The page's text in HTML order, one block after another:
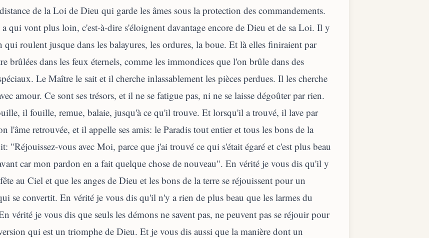
de la Loi de Dieu qui garde les âmes sous la protection des commandements.
qui vont plus loin, c'est-à-dire s'éloignent davantage encore de Dieu et de sa Loi. Il y
qui roulent jusque dans les balayures, les ordures, la boue. Et là elles finiraient par
brûlées dans les feux éternels, comme les immondices que l'on brûle dans des
Le Maître le sait et il cherche inlassablement les pièces perdues. Il les cherche
amour. Ce sont ses trésors, et il ne se fatigue pas, ni ne se laisse dégoûter par rien.
il fouille, remue, balaie, jusqu'à ce qu'il trouve. Et lorsqu'il a trouvé, il lave par
l'âme retrouvée, et il appelle ses amis: le Paradis tout entier et tous les bons de la
"Réjouissez-vous avec Moi, parce que j'ai trouvé ce qui s'était égaré et c'est plus beau
car mon pardon en a fait quelque chose de nouveau". En vérité je vous dis qu'il y
au Ciel et que les anges de Dieu et les bons de la terre se réjouissent pour un
se convertit. En vérité je vous dis qu'il n'y a rien de plus beau que les larmes du
vérité je vous dis que seuls les démons ne savent pas, ne peuvent pas se réjouir pour
qui est un triomphe de Dieu. Et je vous dis aussi que la manière dont un